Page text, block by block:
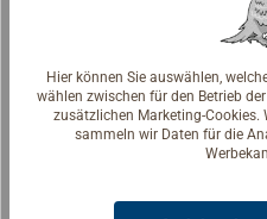
Hier können Sie auswählen,
wählen zwischen für den Betrieb
zusätzlichen Marketing-Cookies.
sammeln wir Daten für die